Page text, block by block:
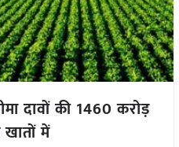
दावों की 1460 करोड़
में